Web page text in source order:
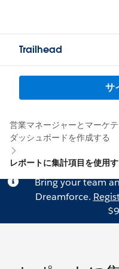
Trailhead
サ
営業マネージャーとマーケ
ダッシュボードを作成する
レポートに集計項目を使用
Bring your team
Dreamforce.